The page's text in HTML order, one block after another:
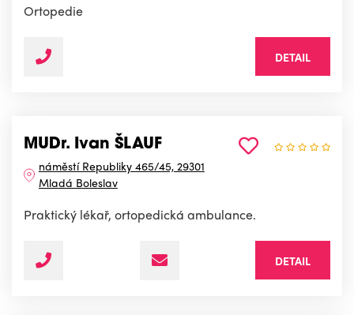
Ortopedie
DETAIL
MUDr. Ivan ŠLAUF
náměstí Republiky 465/45, 29301
Mladá Boleslav
Praktický lékař, ortopedická ambulance.
DETAIL